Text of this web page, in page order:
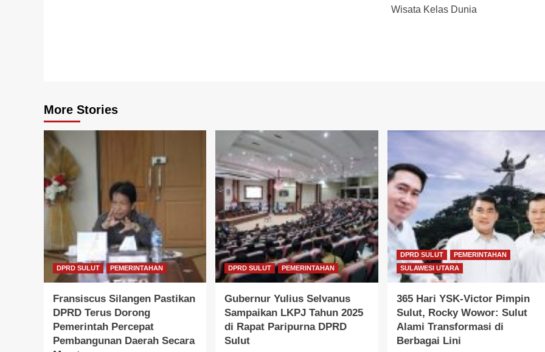
Wisata Kelas Dunia
More Stories
DPRD SULUT PEMERINTAHAN
Fransiscus Silangen Pastikan
DPRD Terus Dorong
Pemerintah Percepat
Pembangunan Daerah Secara
DPRD SULUT PEMERINTAHAN
Gubernur Yulius Selvanus
Sampaikan LKPJ Tahun 2025
di Rapat Paripurna DPRD
Sulut
DPRD SULUT
PEMERINTAHAN
SULAWESI UTARA
365 Hari YSK-Victor Pimpin
Sulut, Rocky Wowor: Sulut
Alami Transformasi di
Berbagai Lini